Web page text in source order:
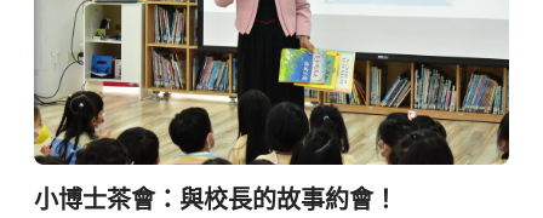
小博士茶會：與校長的故事約會！